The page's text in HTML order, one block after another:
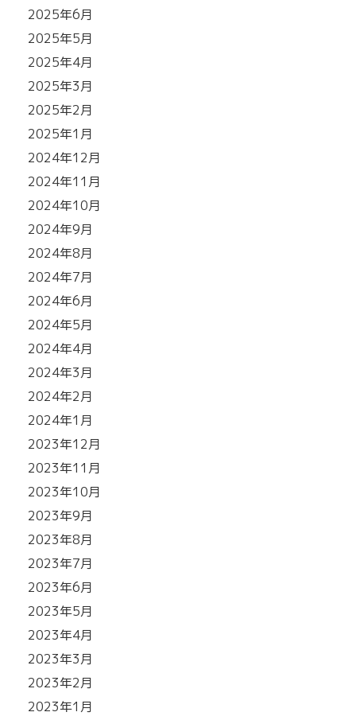
2025年6月
2025年5月
2025年4月
2025年3月
2025年2月
2025年1月
2024年12月
2024年11月
2024年10月
2024年9月
2024年8月
2024年7月
2024年6月
2024年5月
2024年4月
2024年3月
2024年2月
2024年1月
2023年12月
2023年11月
2023年10月
2023年9月
2023年8月
2023年7月
2023年6月
2023年5月
2023年4月
2023年3月
2023年2月
2023年1月